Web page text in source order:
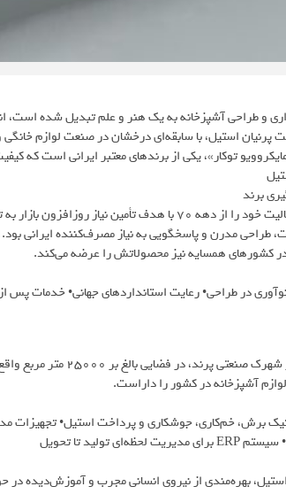
و طراحی آشپزخانه به یک هنر و علم تبدیل شده
پرنیان استیل، با سابقه‌ای درخشان در صنعت لوازم
توکار»، یکی از برندهای معتبر ایرانی است که
برند
شرکت پرنیان استیل فعالیت خود را از دهه ۷۰ با هدف
طراحی مدرن و پاسخگویی به نیاز مصرف‌کننده ایرانی
در کشورهای همسایه نیز محصولاتش را عرضه می‌کند.
در طراحی• رعایت استانداردهای جهانی• خدمات پس
کارخانه پرنیان
آشپزخانه در کشور را داراست.
برش، خم‌کاری، جوشکاری و پرداخت استیل•
استیل، بهره‌مندی از نیروی انسانی مجرب و